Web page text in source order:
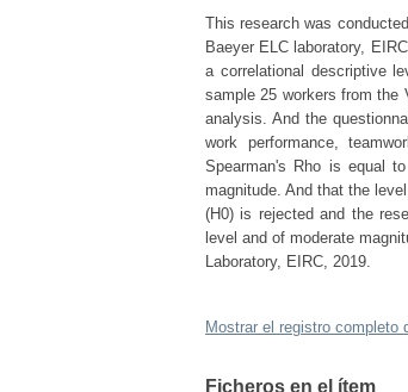
This research was
Baeyer ELC laboratory,
a correlational descriptive
sample 25 workers from the
analysis. And the
work performance,
Spearman's Rho is equal
magnitude. And that the
(H0) is rejected and the
level and of moderate
Laboratory, EIRC, 2019.
Mostrar el registro completo
Ficheros en el ítem